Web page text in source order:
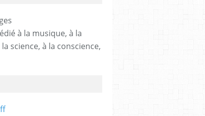
à la musique, à la
science, à la conscience,